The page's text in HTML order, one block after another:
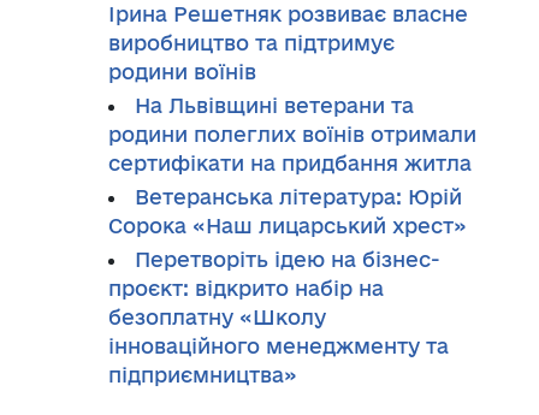
Ірина Решетняк розвиває власне
виробництво та підтримує
родини воїнів
На Львівщині ветерани та
родини полеглих воїнів отримали
сертифікати на придбання житла
Ветеранська література: Юрій
Сорока «Наш лицарський хрест»
Перетворіть ідею на бізнес-
проєкт: відкрито набір на
безоплатну «Школу
інноваційного менеджменту та
підприємництва»